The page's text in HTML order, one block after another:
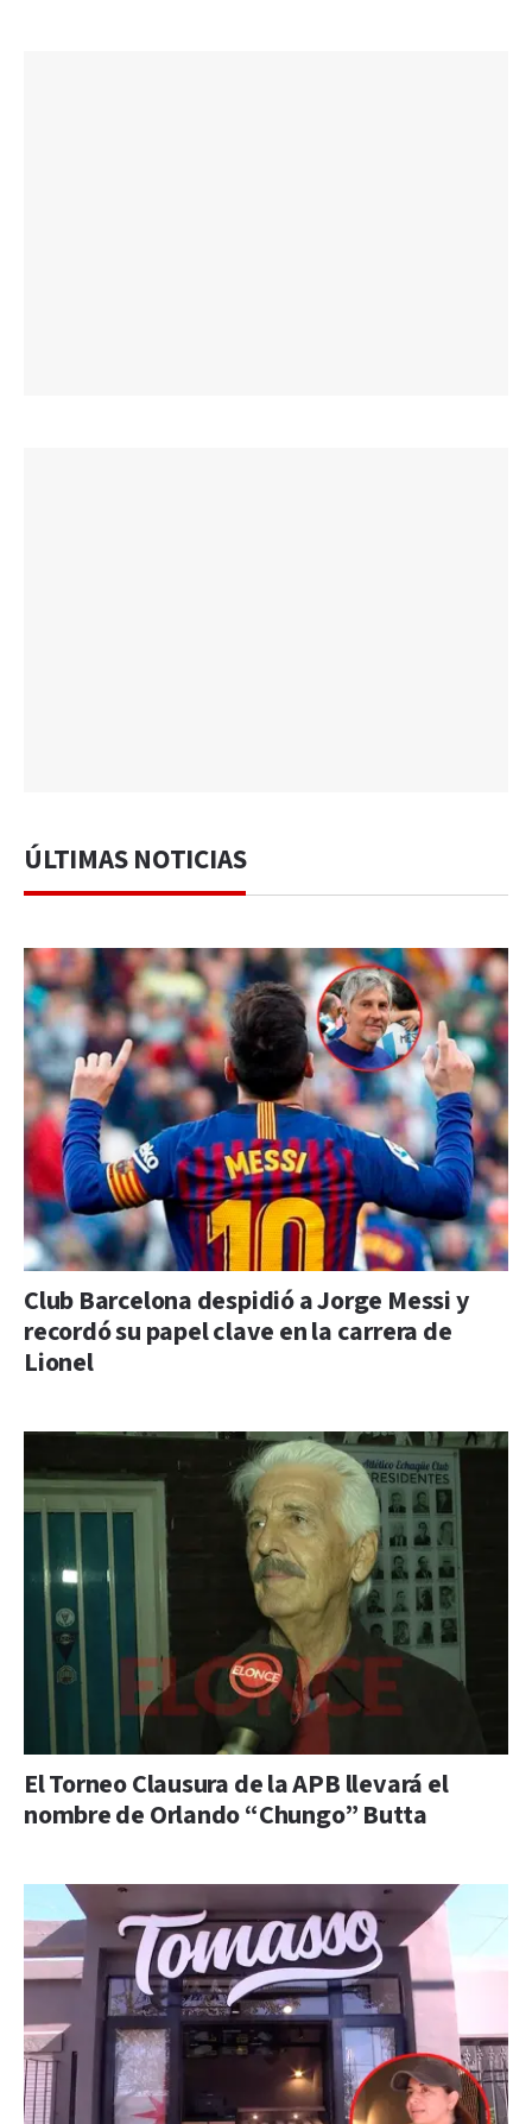
ÚLTIMAS NOTICIAS
Club Barcelona despidió a Jorge Messi y
recordó su papel clave en la carrera de
Lionel
El Torneo Clausura de la APB llevará el
nombre de Orlando “Chungo” Butta